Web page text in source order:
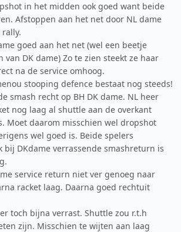
in het midden ook goed want beide
Afstoppen aan het net door NL dame
goed aan het net (wel een beetje
van DK dame) Zo te zien steekt ze haar
na de service omhoog.
stooping defence bestaat nog steeds!
smash recht op BH DK dame. NL heer
nog laag al shuttle aan de overkant
Moet daarom misschien wel dropshot
wel goed is. Beide spelers
bij DKdame verrassende smashreturn is
service return niet ver genoeg naar
racket laag. Daarna goed rechtuit
toch bijna verrast. Shuttle zou r.t.h
zijn. Misschien te wijten aan laag